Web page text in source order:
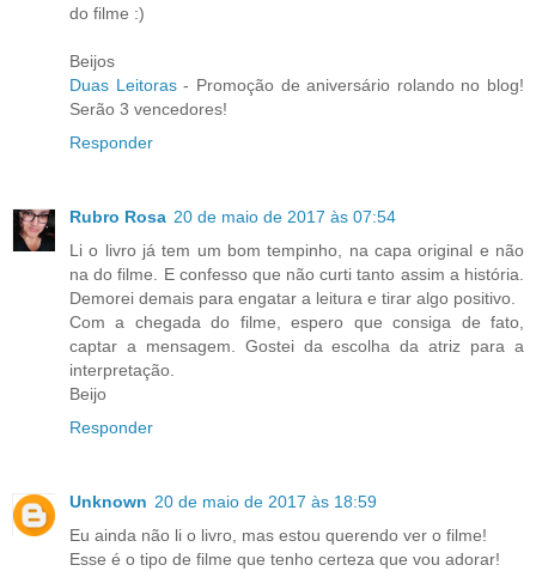
do filme :)
Beijos
Duas Leitoras- Promoção de aniversário rolando no blog!
Serão 3 vencedores!
Responder
Rubro Rosa 20 de maio de 2017 às 07:54
Li o livro já tem um bom tempinho, na capa original e não
na do filme. E confesso que não curti tanto assim a história.
Demorei demais para engatar a leitura e tirar algo positivo.
Com a chegada do filme, espero que consiga de fato,
captar a mensagem. Gostei da escolha da atriz para a
interpretação.
Beijo
Responder
Unknown 20 de maio de 2017 às 18:59
Eu ainda não li o livro, mas estou querendo ver o filme!
Esse é o tipo de filme que tenho certeza que vou adorar!